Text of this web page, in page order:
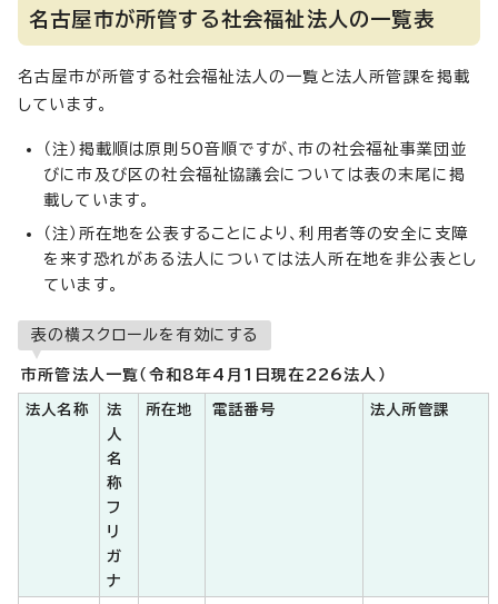
名古屋市が所管する社会福祉法人の一覧表
名古屋市が所管する社会福祉法人の一覧と法人所管課を掲載
しています。
（注）掲載順は原則50音順ですが、市の社会福祉事業団並
びに市及び区の社会福祉協議会については表の末尾に掲
載しています。
（注）所在地を公表することにより、利用者等の安全に支障
を来す恐れがある法人については法人所在地を非公表とし
ています。
表の横スクロールを有効にする
市所管法人一覧（令和8年4月1日現在226法人）
法人名称
法
人
名
称
フ
リ
ガ
ナ
所在地 電話番号 法人所管課